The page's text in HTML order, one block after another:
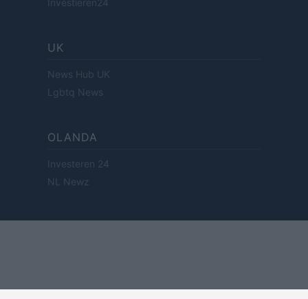
Investieren24
UK
News Hub UK
Lgbtq News
OLANDA
Investeren 24
NL Newz